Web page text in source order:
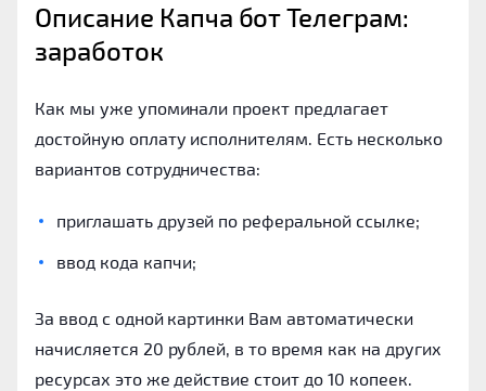
Описание Капча бот Телеграм:
заработок
Как мы уже упоминали проект предлагает
достойную оплату исполнителям. Есть несколько
вариантов сотрудничества:
приглашать друзей по реферальной ссылке;
ввод кода капчи;
За ввод с одной картинки Вам автоматически
начисляется 20 рублей, в то время как на других
ресурсах это же действие стоит до 10 копеек.